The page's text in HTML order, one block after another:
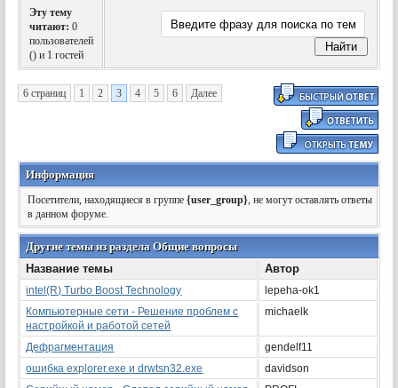
Эту тему
читают: 0
пользователей
() и 1 гостей
6 страниц 1 2 3 4 5 6 Далее
Информация
Посетители, находящиеся в группе{user_group}, не могут оставлять ответы
в данном форуме.
Другие темы из раздела Общие вопросы
Название темы
Автор
intel(R) Turbo Boost Technology
lepeha-ok1
Компьютерные сети - Решение проблем с
настройкой и работой сетей
michaelk
Дефрагментация
gendelf11
ошибка explorer.exe и drwtsn32.exe
davidson